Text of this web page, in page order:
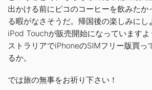
出かける前にピコのコーヒーを飲みたか
る暇がなさそうだ。帰国後の楽しみにし
iPod Touchが販売開始になっています
ストラリアでiPhoneのSIMフリー版買っ
るか。
では旅の無事をお祈り下さい！